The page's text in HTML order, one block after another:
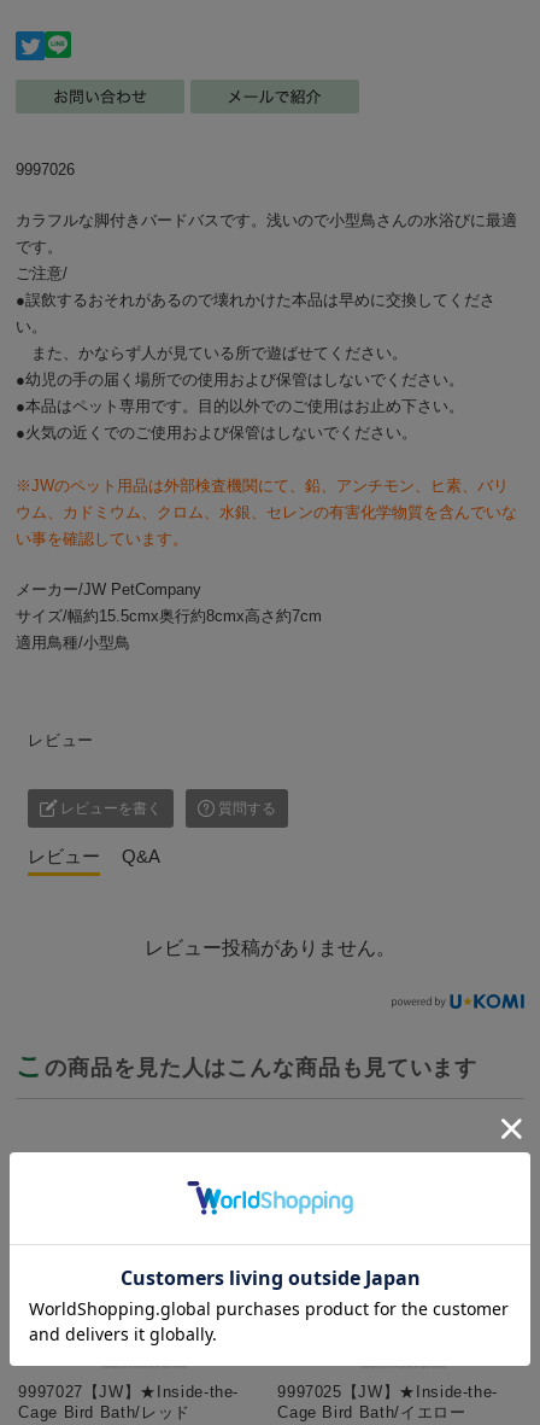
9997026
カラフルな脚付きバードバスです。浅いので小型鳥さんの水浴びに最適
です。
ご注意/
●誤飲するおそれがあるので壊れかけた本品は早めに交換してくださ
い。
また、かならず人が見ている所で遊ばせてください。
●幼児の手の届く場所での使用および保管はしないでください。
●本品はペット専用です。目的以外でのご使用はお止め下さい。
●火気の近くでのご使用および保管はしないでください。
※JWのペット用品は外部検査機関にて、鉛、アンチモン、ヒ素、バリ
ウム、カドミウム、クロム、水銀、セレンの有害化学物質を含んでいな
い事を確認しています。
メーカー/JW PetCompany
サイズ/幅約15.5cmx奥行約8cmx高さ約7cm
適用鳥種/小型鳥
レビュー
レビューを書く 質問する
レビュー Q&A
レビュー投稿がありません。
こ の商品を見た人はこんな商品も見ています
9997027【JW】★Inside-the-
Cage Bird Bath/レッド
9997025【JW】★Inside-the-
Cage Bird Bath/イエロー